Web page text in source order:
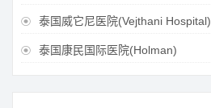
 泰国威它尼医院(Vejthani Hospital)
 泰国康民国际医院(Holman)